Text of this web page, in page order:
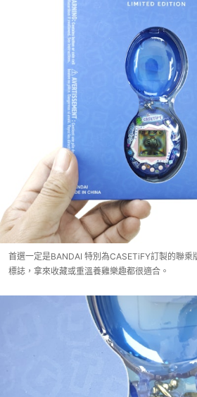
首選一定是BANDAI 特別為CASETiFY訂製的聯
標誌，拿來收藏或重溫養雞樂趣都很適合。